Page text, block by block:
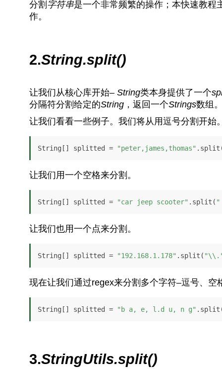
分割 字符串是一个非常频繁的操作；本快速教程
作。
2.String.split()
让我们从核心库开始–String类本身提供了一个
分隔符分割给定的String，返回一个Strings数组
让我们看看一些例子。我们将从用逗号分割开始
String[] splitted = "peter,james,thomas"
让我们用一个空格来分割。
String[] splitted = "car jeep scooter" .split(
让我们也用一个点来分割。
String[] splitted = "192.168.1.178" .split(
现在让我们通过regex来分割多个字符–逗号、空
String[] splitted = "b a, e, l.d u, n g"
3.StringUtils.split()